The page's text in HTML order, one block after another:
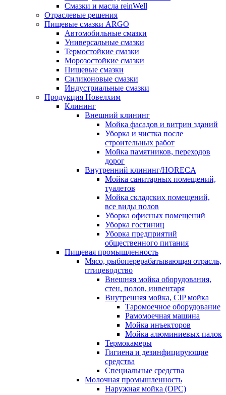
Смазки и масла reinWell
Отраслевые решения
Пищевые смазки ARGO
Автомобильные смазки
Универсальные смазки
Термостойкие смазки
Морозостойкие смазки
Пищевые смазки
Силиконовые смазки
Индустриальные смазки
Продукция Новелхим
Клининг
Внешний клининг
Мойка фасадов и витрин зданий
Уборка и чистка после
строительных работ
Мойка памятников, переходов
дорог
Внутренний клининг/HORECA
Мойка санитарных помещений,
туалетов
Мойка складских помещений,
все виды полов
Уборка офисных помещений
Уборка гостиниц
Уборка предприятий
общественного питания
Пищевая промышленность
Мясо, рыбоперерабатывающая отрасль,
птицеводство
Внешняя мойка оборудования,
стен, полов, инвентаря
Внутренняя мойка, CIP мойка
Таромоечное оборудование
Рамомоечная машина
Мойка инъекторов
Мойка алюминиевых палок
Термокамеры
Гигиена и дезинфицирующие
средства
Специальные средства
Молочная промышленность
Наружная мойка (ОРС)